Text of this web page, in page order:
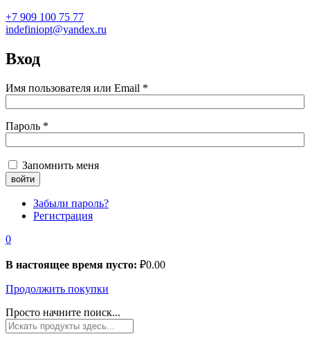
+7 909 100 75 77
indefiniopt@yandex.ru
Вход
Имя пользователя или Email *
Пароль *
Запомнить меня
Забыли пароль?
Регистрация
0
В настоящее время пусто: ₽0.00
Продолжить покупки
Просто начните поиск...